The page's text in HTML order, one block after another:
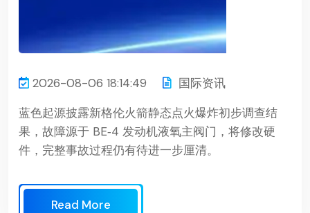
2026-08-06 18:14:49
国际资讯
蓝色起源披露新格伦火箭静态点火爆炸初步调查结
果，故障源于 BE‑4 发动机液氧主阀门，将修改硬
件，完整事故过程仍有待进一步厘清。
Read More